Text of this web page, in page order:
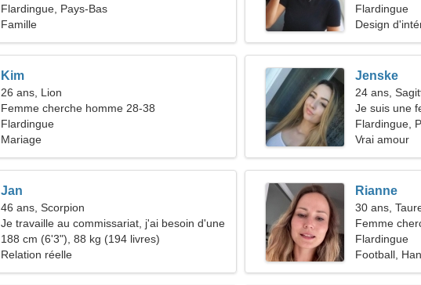
Flardingue, Pays-Bas
Famille
39-41
Flardingue
Design
Kim
26 ans, Lion
Femme cherche homme 28-38
Flardingue
Mariage
Jenske
24 ans,
Je suis une
Flardingue,
Vrai amour
Jan
46 ans, Scorpion
Je travaille au commissariat, j'ai besoin d'une
femme enjouée
188 cm (6'3"), 88 kg (194 livres)
Relation réelle
Rianne
30 ans,
Femme
Flardingue
Football,